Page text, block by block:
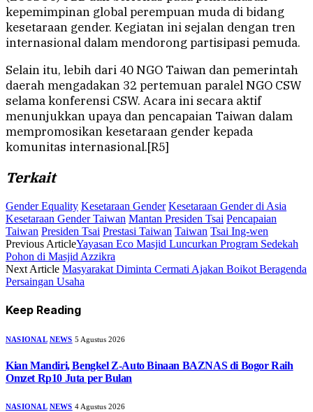
kepemimpinan global perempuan muda di bidang
kesetaraan gender. Kegiatan ini sejalan dengan tren
internasional dalam mendorong partisipasi pemuda.
Selain itu, lebih dari 40 NGO Taiwan dan pemerintah
daerah mengadakan 32 pertemuan paralel NGO CSW
selama konferensi CSW. Acara ini secara aktif
menunjukkan upaya dan pencapaian Taiwan dalam
mempromosikan kesetaraan gender kepada
komunitas internasional.[R5]
Terkait
Gender Equality Kesetaraan Gender Kesetaraan Gender di Asia
Kesetaraan Gender Taiwan Mantan Presiden Tsai Pencapaian
Taiwan Presiden Tsai Prestasi Taiwan Taiwan Tsai Ing-wen
Previous ArticleYayasan Eco Masjid Luncurkan Program Sedekah
Pohon di Masjid Azzikra
Next Article Masyarakat Diminta Cermati Ajakan Boikot Beragenda
Persaingan Usaha
Keep Reading
NASIONAL NEWS 5 Agustus 2026
Kian Mandiri, Bengkel Z-Auto Binaan BAZNAS di Bogor Raih
Omzet Rp10 Juta per Bulan
NASIONAL NEWS 4 Agustus 2026